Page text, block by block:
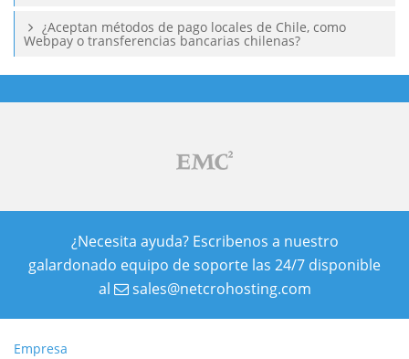
¿Aceptan métodos de pago locales de Chile, como
Webpay o transferencias bancarias chilenas?
¿Necesita ayuda? Escribenos a nuestro
galardonado equipo de soporte las 24/7 disponible
al
sales@netcrohosting.com
Empresa